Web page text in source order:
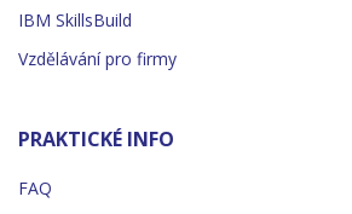
IBM SkillsBuild
Vzdělávání pro firmy
PRAKTICKÉ INFO
FAQ